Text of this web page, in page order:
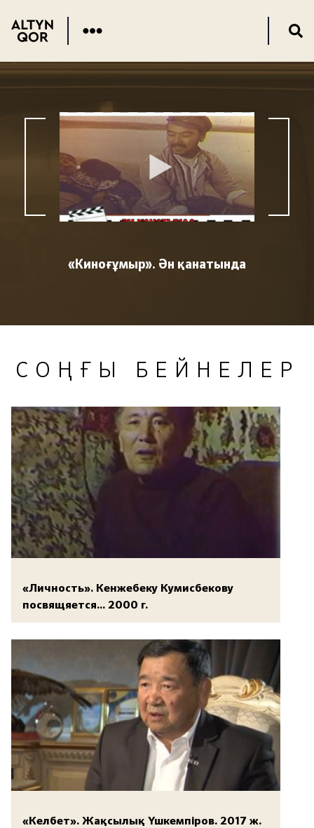
«Киноғұмыр». Ән қанатында
СОҢҒЫ БЕЙНЕЛЕР
«Личность». Кенжебеку Кумисбекову
посвящяется... 2000 г.
«Келбет». Жақсылық Үшкемпіров. 2017 ж.